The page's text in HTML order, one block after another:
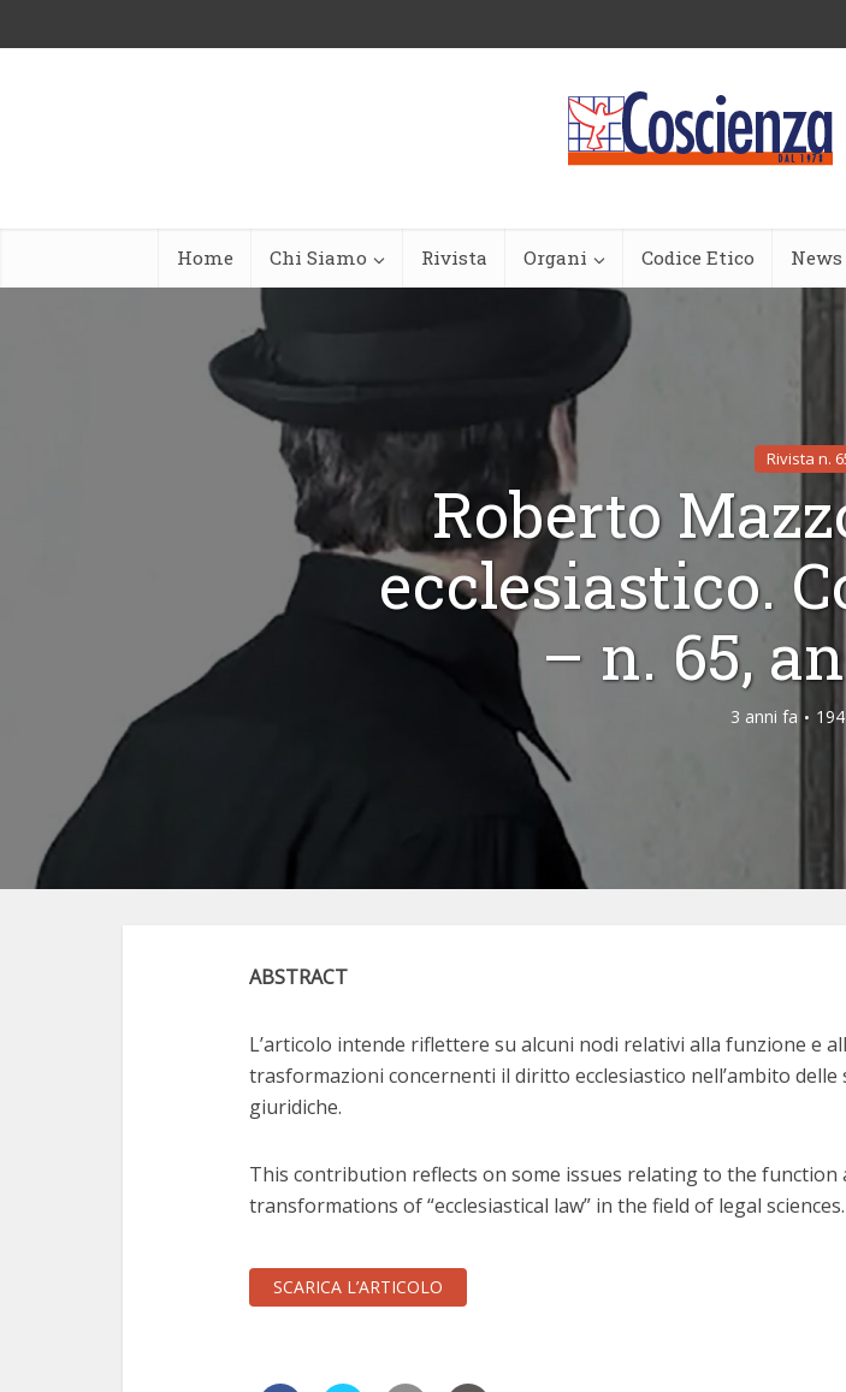
Home Chi Siamo Rivista Organi Codice Etico News
Rivista n.
Roberto
ecclesiastico.
– n. 65,
3 anni fa
ABSTRACT
L’articolo intende riflettere su alcuni nodi relativi alla funzione e
trasformazioni concernenti il diritto ecclesiastico nell’ambito delle
giuridiche.
This contribution reflects on some issues relating to the function
transformations of “ecclesiastical law” in the field of legal sciences.
SCARICA L’ARTICOLO